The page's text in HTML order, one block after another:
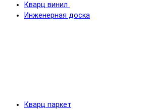
Кварц винил
Инженерная доска
Кварц паркет